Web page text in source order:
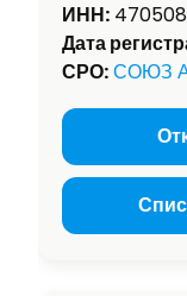
ИНН:
Дата
СРО:СОЮЗ